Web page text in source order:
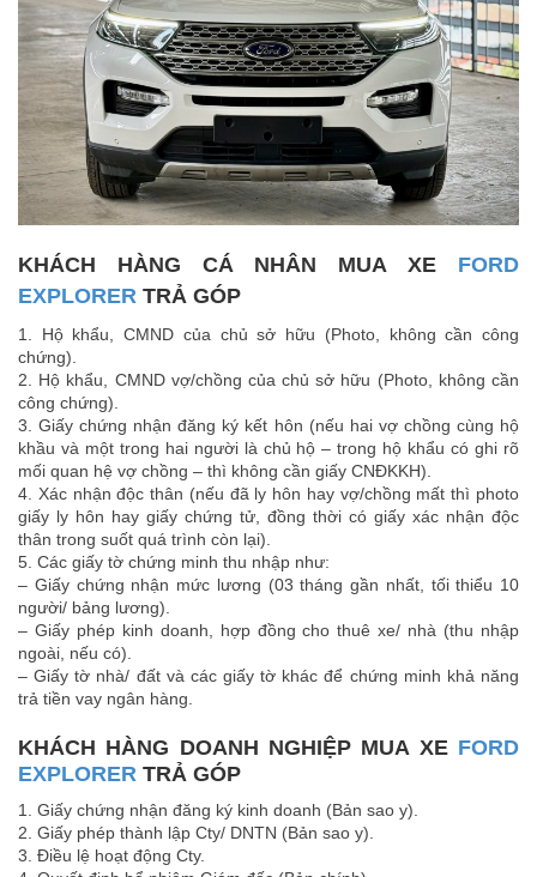
KHÁCH HÀNG CÁ NHÂN MUA XE FORD
EXPLORER TRẢ GÓP
1. Hộ khẩu, CMND của chủ sở hữu (Photo, không cần công
chứng).
2. Hộ khẩu, CMND vợ/chồng của chủ sở hữu (Photo, không cần
công chứng).
3. Giấy chứng nhận đăng ký kết hôn (nếu hai vợ chồng cùng hộ
khầu và một trong hai người là chủ hộ – trong hộ khẩu có ghi rõ
mối quan hệ vợ chồng – thì không cần giấy CNĐKKH).
4. Xác nhận độc thân (nếu đã ly hôn hay vợ/chồng mất thì photo
giấy ly hôn hay giấy chứng tử, đồng thời có giấy xác nhận độc
thân trong suốt quá trình còn lại).
5. Các giấy tờ chứng minh thu nhập như:
– Giấy chứng nhận mức lương (03 tháng gần nhất, tối thiểu 10
người/ bảng lương).
– Giấy phép kinh doanh, hợp đồng cho thuê xe/ nhà (thu nhập
ngoài, nếu có).
– Giấy tờ nhà/ đất và các giấy tờ khác để chứng minh khả năng
trả tiền vay ngân hàng.
KHÁCH HÀNG DOANH NGHIỆP MUA XE FORD
EXPLORER TRẢ GÓP
1. Giấy chứng nhận đăng ký kinh doanh (Bản sao y).
2. Giấy phép thành lập Cty/ DNTN (Bản sao y).
3. Điều lệ hoạt động Cty.